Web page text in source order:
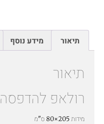
תיאור מידע נוסף
תיאור
רולאפ להדפסה
מידות 205×80 ס"מ